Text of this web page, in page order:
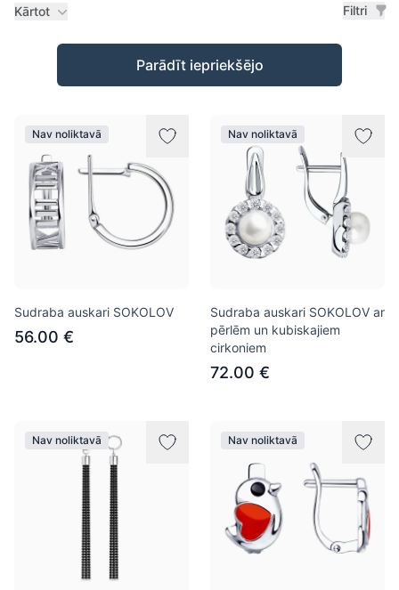
Kārtot Filtri
Preces
Parādīt iepriekšējo
Nav noliktavā
Sudraba auskari SOKOLOV
56.00 €
Nav noliktavā
Sudraba auskari SOKOLOV ar
pērlēm un kubiskajiem
cirkoniem
72.00 €
Nav noliktavā Nav noliktavā